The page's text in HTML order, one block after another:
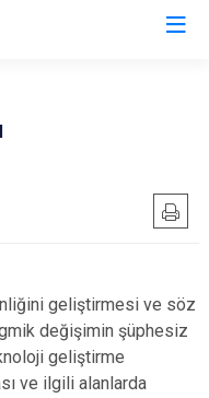
geliştirmesi ve söz
değişimin şüphesiz
geliştirme
ve ilgili alanlarda